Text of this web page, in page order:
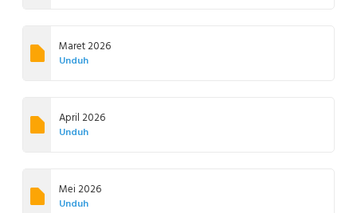
Maret 2026
Unduh
April 2026
Unduh
Mei 2026
Unduh